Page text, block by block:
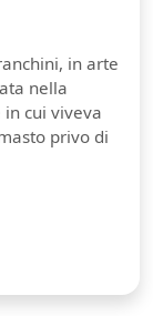
in arte
nella
cui viveva
privo di